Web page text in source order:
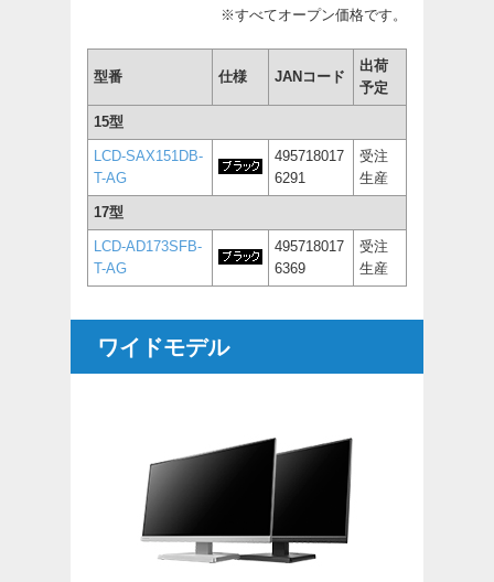
※すべてオープン価格です。
型番 仕様 JANコード
出荷
予定
15型
LCD-SAX151DB-
T-AG
495718017
6291
受注
生産
17型
LCD-AD173SFB-
T-AG
495718017
6369
受注
生産
ワイドモデル